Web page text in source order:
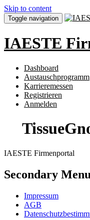
Skip to content
Toggle navigation
IAESTE
Dashboard
Austauschprogramm
Karrieremessen
Registrieren
Anmelden
IAESTE Firmenportal
Secondary Menu
Impressum
AGB